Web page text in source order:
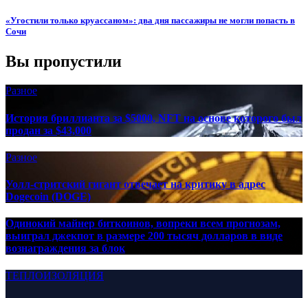
«Угостили только круассаном»: два дня пассажиры не могли попасть в
Сочи
Вы пропустили
Разное
История бриллианта за $5000, NFT на основе которого был
продан за $43,000
Разное
Уолл-стритский гигант отвечает на критику в адрес
Dogecoin (DOGE)
Одинокий майнер биткоинов, вопреки всем прогнозам,
выиграл джекпот в размере 200 тысяч долларов в виде
вознаграждения за блок
ТЕПЛОИЗОЛЯЦИЯ